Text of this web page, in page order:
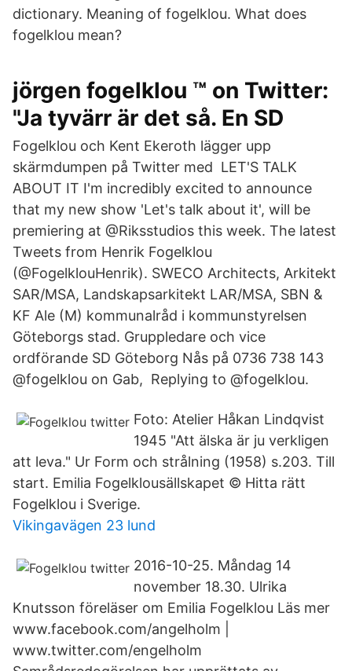
dictionary. Meaning of fogelklou. What does
fogelklou mean?
jörgen fogelklou ™️ on Twitter:
"Ja tyvärr är det så. En SD
Fogelklou och Kent Ekeroth lägger upp
skärmdumpen på Twitter med LET'S TALK
ABOUT IT I'm incredibly excited to announce
that my new show 'Let's talk about it', will be
premiering at @Riksstudios this week. The latest
Tweets from Henrik Fogelklou
(@FogelklouHenrik). SWECO Architects, Arkitekt
SAR/MSA, Landskapsarkitekt LAR/MSA, SBN &
KF Ale (M) kommunalråd i kommunstyrelsen
Göteborgs stad. Gruppledare och vice
ordförande SD Göteborg Nås på 0736 738 143
@fogelklou on Gab, Replying to @fogelklou.
Foto: Atelier Håkan Lindqvist
1945 "Att älska är ju verkligen
att leva." Ur Form och strålning (1958) s.203. Till
start. Emilia Fogelklousällskapet © Hitta rätt
Fogelklou i Sverige.
Vikingavägen 23 lund
2016-10-25. Måndag 14
november 18.30. Ulrika
Knutsson föreläser om Emilia Fogelklou Läs mer
www.facebook.com/angelholm |
www.twitter.com/engelholm